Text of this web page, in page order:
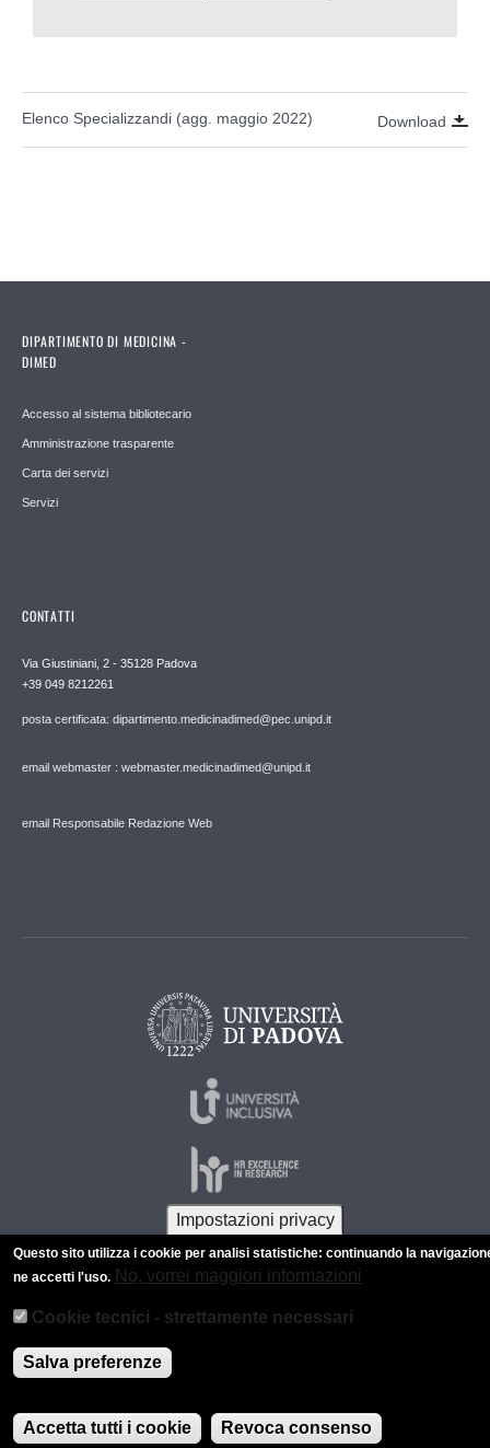
Elenco Specializzandi (agg. maggio 2022) Download
DIPARTIMENTO DI MEDICINA -
DIMED
Accesso al sistema bibliotecario
Amministrazione trasparente
Carta dei servizi
Servizi
CONTATTI
Via Giustiniani, 2 - 35128 Padova
+39 049 8212261
posta certificata: dipartimento.medicinadimed@pec.unipd.it
email webmaster : webmaster.medicinadimed@unipd.it
email Responsabile Redazione Web
© 2026 Università di Padova - Tutti i diritti riservati
Impostazioni privacy
Questo sito utilizza i cookie per analisi statistiche: continuando la
ne accetti l'uso. No, vorrei maggiori informazioni
Cookie tecnici - strettamente necessari
Salva preferenze
Accetta tutti i cookie Revoca consenso